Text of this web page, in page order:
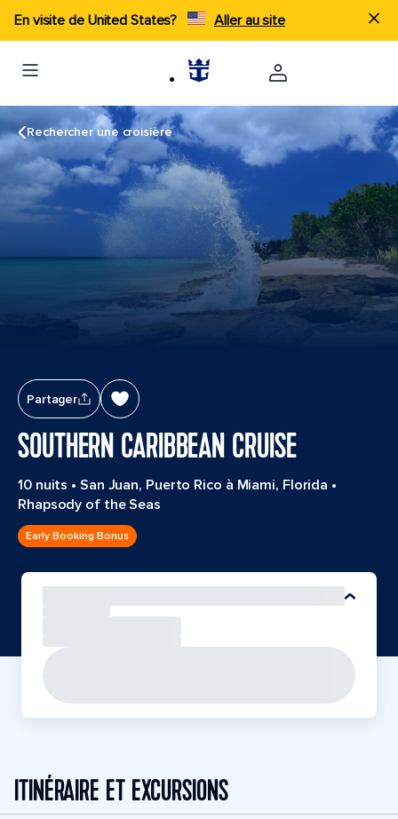
En visite de United States? Aller au site
Rechercher une croisière
Partager
SOUTHERN CARIBBEAN CRUISE
10 nuits • San Juan, Puerto Rico à Miami, Florida •
Rhapsody of the Seas
Early Booking Bonus
ITINÉRAIRE ET EXCURSIONS